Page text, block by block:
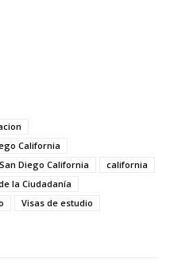
California
Diego California
california
la Ciudadanía
Visas de estudio